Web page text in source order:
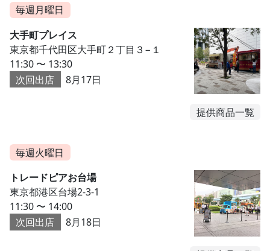
毎週月曜日
大手町プレイス
東京都千代田区大手町２丁目３−１
11:30 〜 13:30
次回出店
8月17日
提供商品一覧
毎週火曜日
トレードピアお台場
東京都港区台場2-3-1
11:30 〜 14:00
次回出店
8月18日